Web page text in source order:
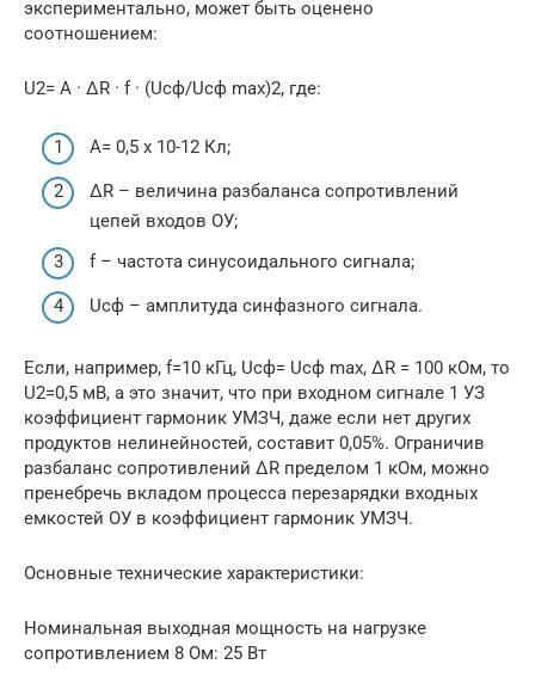
экспериментально, может быть оценено
соотношением:
U2= А · ΔR · f · (Uсф/Uсф max)2, где:
А= 0,5 х 10-12 Кл;
ΔR – величина разбаланса сопротивлений
цепей входов ОУ;
f – частота синусоидального сигнала;
Uсф – амплитуда синфазного сигнала.
Если, например, f=10 кГц, Uсф= Uсф max, ΔR = 100 кОм, то
U2=0,5 мВ, а это значит, что при входном сигнале 1 УЗ
коэффициент гармоник УМЗЧ, даже если нет других
продуктов нелинейностей, составит 0,05%. Ограничив
разбаланс сопротивлений ΔR пределом 1 кОм, можно
пренебречь вкладом процесса перезарядки входных
емкостей ОУ в коэффициент гармоник УМЗЧ.
Основные технические характеристики:
Номинальная выходная мощность на нагрузке
сопротивлением 8 Ом: 25 Вт